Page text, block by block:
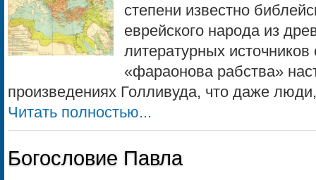
степени известно
еврейского народа из
литературных
«фараонова рабства»
произведениях Голливуда, что даже
Читать полностью...
Богословие Павла